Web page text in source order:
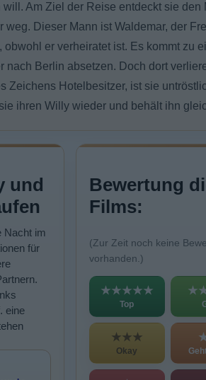
Am Ziel der Reise entdeckt sie den
weg. Dieser Mann ist Waldemar, der
obwohl er verheiratet ist. Es kommt zu
nach Berlin absetzen. Doch dort
Zeichens Hotelbesitzer, ist sie
ihren Willy wieder und behält ihn
und
Nacht im
für
eine
Bewertung
Films:
(Zur Zeit noch keine
vorhanden.)
★★★★★
Top
★★★
Okay